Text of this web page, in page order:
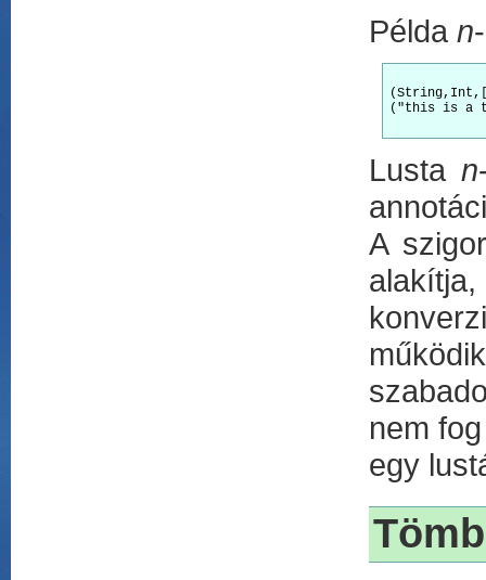
Példa n
("this is a
Lusta n
A
nem
egy